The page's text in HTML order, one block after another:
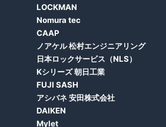
LOCKMAN
Nomura tec
CAAP
ノアケル 松村エンジニアリング
日本ロックサービス（NLS）
Kシリーズ 朝日工業
FUJI SASH
アシバネ 安田株式会社
DAIKEN
Mylet